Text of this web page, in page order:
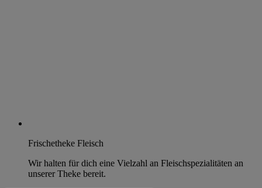
Frischetheke Fleisch
Wir halten für dich eine Vielzahl an Fleischspezialitäten an
unserer Theke bereit.